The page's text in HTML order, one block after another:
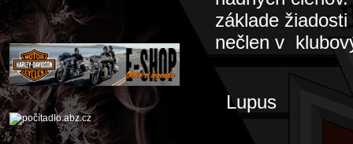
základe
nečlen v
Lupus